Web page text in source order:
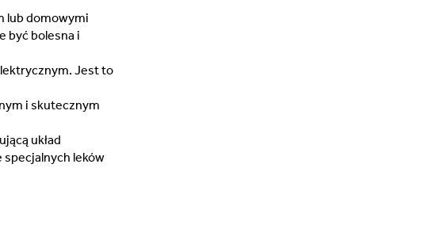
lub domowymi
być bolesna i
Jest to
i skutecznym
układ
specjalnych leków